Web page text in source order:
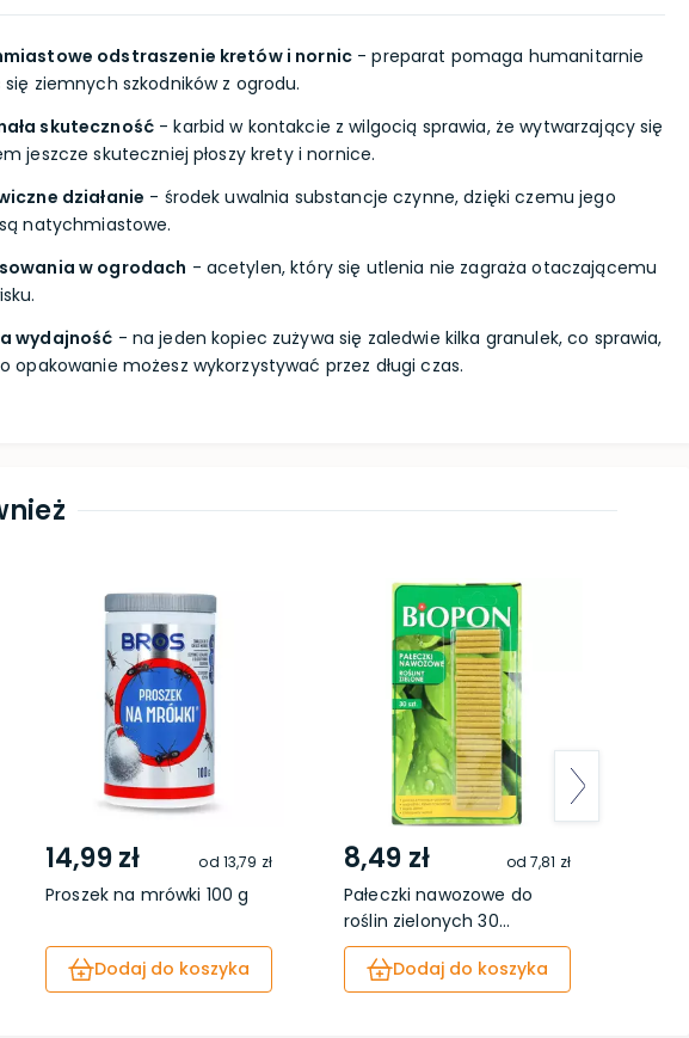
odstraszenie kretów i nornic - preparat pomaga humanitarnie
ziemnych szkodników z ogrodu.
skuteczność- karbid w kontakcie z wilgocią sprawia, że wytwarzający się
jeszcze skuteczniej płoszy krety i nornice.
działanie - środek uwalnia substancje czynne, dzięki czemu jego
natychmiastowe.
w ogrodach - acetylen, który się utlenia nie zagraża otaczającemu
wydajność - na jeden kopiec zużywa się zaledwie kilka granulek, co sprawia,
opakowanie możesz wykorzystywać przez długi czas.
14,99 zł od 13,79 zł
Proszek na mrówki 100 g
Dodaj do koszyka
8,49 zł od7,81 zł
Pałeczki nawozowe do
roślin zielonych 30...
Dodaj do koszyka